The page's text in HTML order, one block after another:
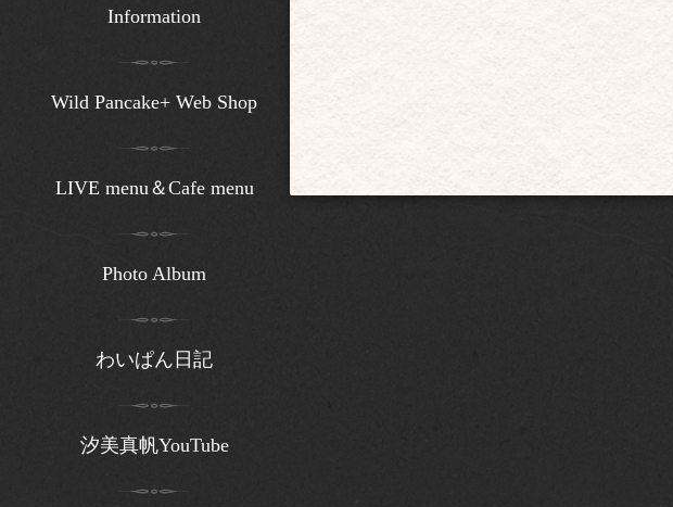
Information
Wild Pancake+ Web Shop
LIVE menu＆Cafe menu
Photo Album
わいぱん日記
汐美真帆YouTube